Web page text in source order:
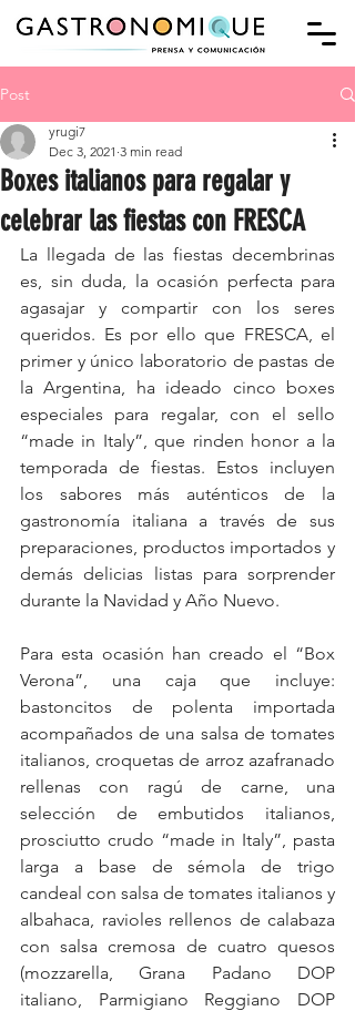
Post
Boxes italianos para regalar y
celebrar las fiestas con FRESCA
yrugi7
Dec 3, 2021 3 min read
La llegada de las fiestas decembrinas
es, sin duda, la ocasión perfecta para
agasajar y compartir con los seres
queridos. Es por ello que FRESCA, el
primer y único laboratorio de pastas de
la Argentina, ha ideado cinco boxes
especiales para regalar, con el sello
“made in Italy”, que rinden honor a la
temporada de fiestas. Estos incluyen
los sabores más auténticos de la
gastronomía italiana a través de sus
preparaciones, productos importados y
demás delicias listas para sorprender
durante la Navidad y Año Nuevo.
Para esta ocasión han creado el “Box
Verona”, una caja que incluye:
bastoncitos de polenta importada
acompañados de una salsa de tomates
italianos, croquetas de arroz azafranado
rellenas con ragú de carne, una
selección de embutidos italianos,
prosciutto crudo “made in Italy”, pasta
larga a base de sémola de trigo
candeal con salsa de tomates italianos y
albahaca, ravioles rellenos de calabaza
con salsa cremosa de cuatro quesos
(mozzarella, Grana Padano DOP
italiano, Parmigiano Reggiano DOP